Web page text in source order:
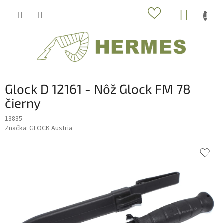
Glock D 12161 - Nôž Glock FM 78
čierny
13835
Značka: GLOCK Austria